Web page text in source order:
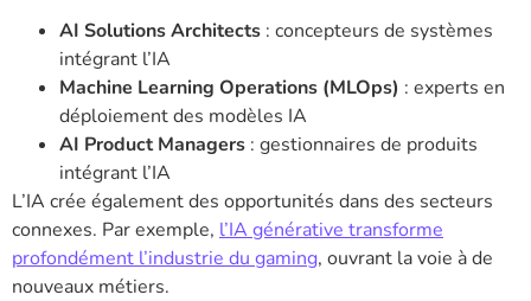
AI Solutions Architects : concepteurs de systèmes
intégrant l’IA
Machine Learning Operations (MLOps) : experts en
déploiement des modèles IA
AI Product Managers : gestionnaires de produits
intégrant l’IA
L’IA crée également des opportunités dans des secteurs
connexes. Par exemple, l’IA générative transforme
profondément l’industrie du gaming, ouvrant la voie à de
nouveaux métiers.